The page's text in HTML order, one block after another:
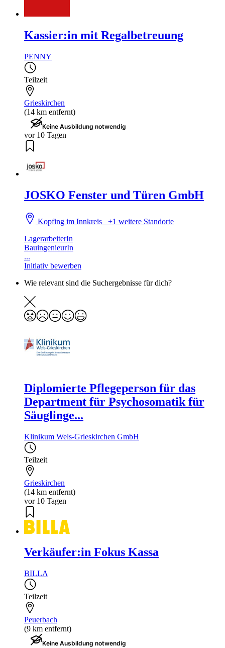
Kassier:in mit Regalbetreuung
PENNY
Teilzeit
Grieskirchen
(14 km entfernt)
Keine Ausbildung notwendig
vor 10 Tagen
JOSKO Fenster und Türen GmbH
Kopfing im Innkreis+1 weitere Standorte
LagerarbeiterIn
BauingenieurIn
...
Initiativ bewerben
Wie relevant sind die Suchergebnisse für dich?
Diplomierte Pflegeperson für das
Department für Psychosomatik für
Säuglinge...
Klinikum Wels-Grieskirchen GmbH
Teilzeit
Grieskirchen
(14 km entfernt)
vor 10 Tagen
Verkäufer:in Fokus Kassa
BILLA
Teilzeit
Peuerbach
(9 km entfernt)
Keine Ausbildung notwendig